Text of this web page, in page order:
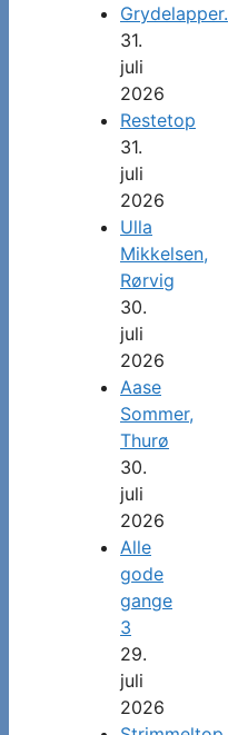
Grydelapper.
31.
juli
2026
Restetop
31.
juli
2026
Ulla
Mikkelsen,
Rørvig
30.
juli
2026
Aase
Sommer,
Thurø
30.
juli
2026
Alle
gode
gange
3
29.
juli
2026